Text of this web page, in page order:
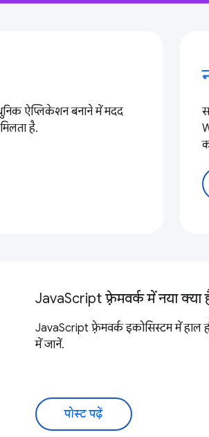
ऐप्लिकेशन बनाने में मदद
है.
JavaScript फ़्रेमवर्क में नया
JavaScript फ़्रेमवर्क इकोसिस्टम में हाल
में जानें.
पोस्ट पढ़ें